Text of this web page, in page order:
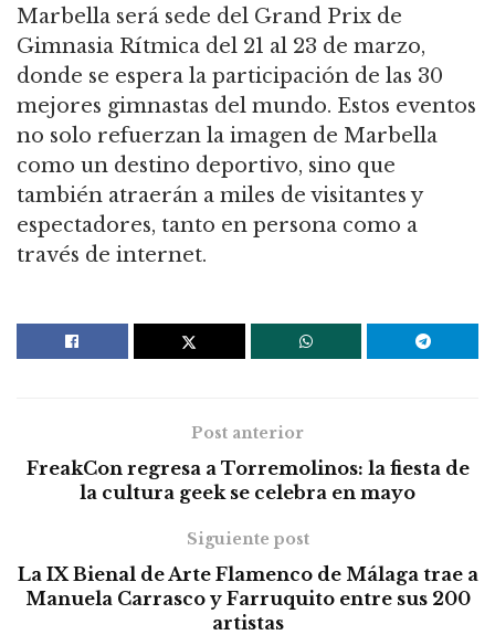
Marbella será sede del Grand Prix de
Gimnasia Rítmica del 21 al 23 de marzo,
donde se espera la participación de las 30
mejores gimnastas del mundo. Estos eventos
no solo refuerzan la imagen de Marbella
como un destino deportivo, sino que
también atraerán a miles de visitantes y
espectadores, tanto en persona como a
través de internet.
Post anterior
FreakCon regresa a Torremolinos: la fiesta de
la cultura geek se celebra en mayo
Siguiente post
La IX Bienal de Arte Flamenco de Málaga trae a
Manuela Carrasco y Farruquito entre sus 200
artistas